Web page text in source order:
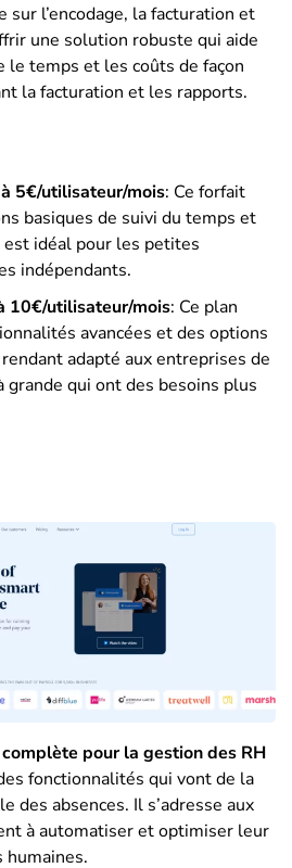
sur l’encodage, la facturation et
une solution robuste qui aide
le temps et les coûts de façon
la facturation et les rapports.
5€/utilisateur/mois: Ce forfait
basiques de suivi du temps et
idéal pour les petites
indépendants.
10€/utilisateur/mois: Ce plan
avancées et des options
adapté aux entreprises de
grande qui ont des besoins plus
pour la gestion des RH
fonctionnalités qui vont de la
des absences. Il s’adresse aux
à automatiser et optimiser leur
humaines.